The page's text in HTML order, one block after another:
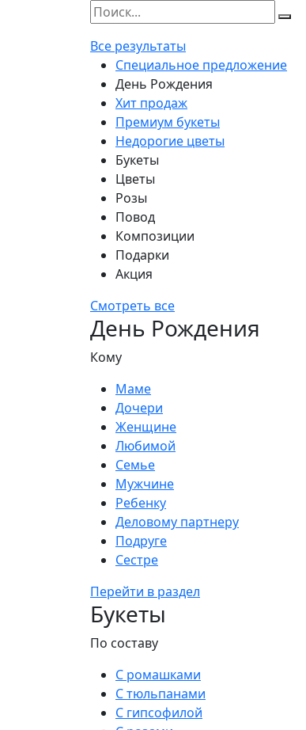
Все результаты
Специальное предложение
День Рождения
Хит продаж
Премиум букеты
Недорогие цветы
Букеты
Цветы
Розы
Повод
Композиции
Подарки
Акция
Смотреть все
День Рождения
Кому
Маме
Дочери
Женщине
Любимой
Семье
Мужчине
Ребенку
Деловому партнеру
Подруге
Сестре
Перейти в раздел
Букеты
По составу
С ромашками
С тюльпанами
С гипсофилой